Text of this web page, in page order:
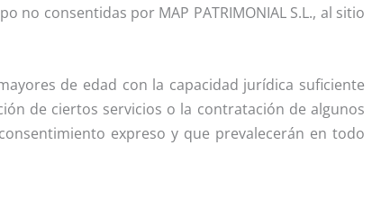
consentidas por MAP PATRIMONIAL S.L., al sitio
de edad con la capacidad jurídica suficiente
de ciertos servicios o la contratación de algunos
expreso y que prevalecerán en todo